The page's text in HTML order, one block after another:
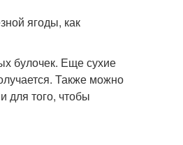
ягоды, как
булочек. Еще сухие
Также можно
для того, чтобы